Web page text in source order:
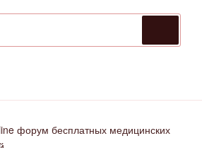
форум бесплатных медицинских